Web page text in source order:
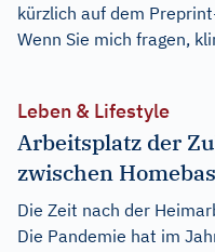
kürzlich auf dem
Wenn Sie mich fragen,
Leben & Lifestyle
Arbeitsplatz der
zwischen
Die Zeit nach der
Die Pandemie hat im